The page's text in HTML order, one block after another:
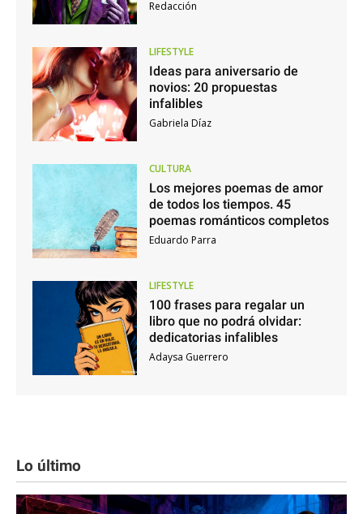
Redacción
LIFESTYLE
Ideas para aniversario de
novios: 20 propuestas
infalibles
Gabriela Díaz
CULTURA
Los mejores poemas de amor
de todos los tiempos. 45
poemas románticos completos
Eduardo Parra
LIFESTYLE
100 frases para regalar un
libro que no podrá olvidar:
dedicatorias infalibles
Adaysa Guerrero
Lo último